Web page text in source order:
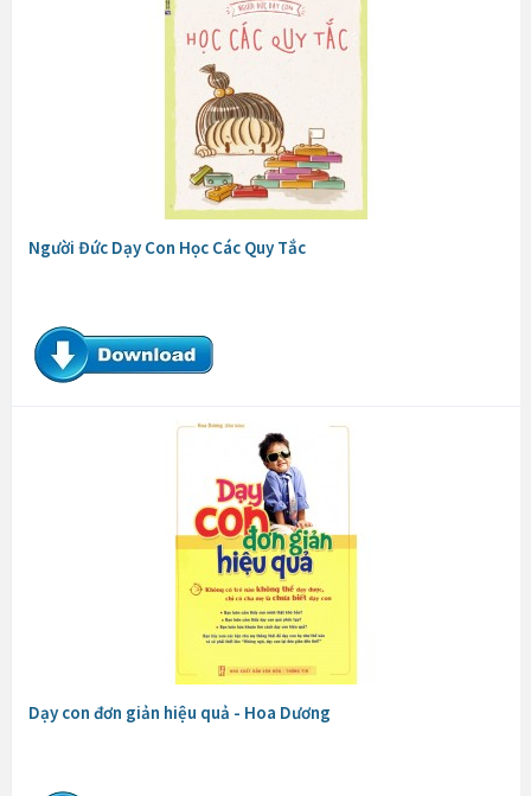
Người Đức Dạy Con Học Các Quy Tắc
Dạy con đơn giản hiệu quả - Hoa Dương